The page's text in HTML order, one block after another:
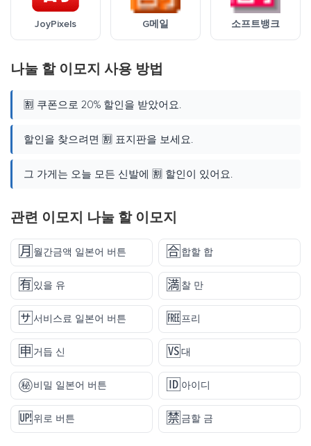
JoyPixels G메일 소프트뱅크
나눌 할 이모지 사용 방법
🈹 쿠폰으로 20% 할인을 받았어요.
할인을 찾으려면 🈹 표지판을 보세요.
그 가게는 오늘 모든 신발에 🈹 할인이 있어요.
관련 이모지 나눌 할 이모지
🈷️ 월간금액 일본어 버튼 🈴 합할 합
🈶 있을 유 🈵 찰 만
🈂️ 서비스료 일본어 버튼 🆓프리
🈸 거듭 신 🆚대
㊙️비밀 일본어 버튼 🆔 아이디
🆙위로 버튼 🈲 금할 금